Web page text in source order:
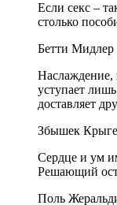
Если секс –
столько
Бетти Мидлер
Наслаждение,
уступает
доставляет
Збышек
Сердце и ум
Решающий
Поль